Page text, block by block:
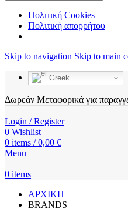
Πολιτική Cookies
Πολιτική απορρήτου
Skip to navigation Skip to main
Greek
Δωρεάν Μεταφορικά για
Login / Register
0 Wishlist
0 items / 0,00 €
Menu
0 items
ΑΡΧΙΚΗ
BRANDS